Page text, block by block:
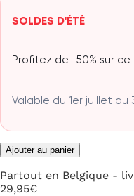
SOLDES D'ÉTÉ
Profitez de -50% sur
Valable du 1er juillet au
Ajouter au panier
Partout en Belgique -
29,95€